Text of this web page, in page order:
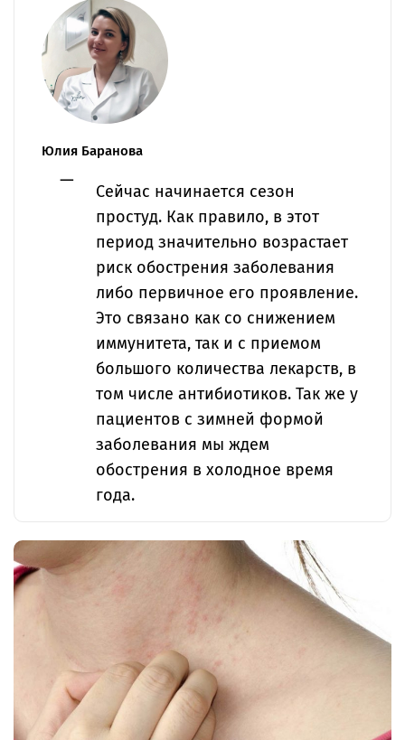
Юлия Баранова
Сейчас начинается сезон
простуд. Как правило, в этот
период значительно возрастает
риск обострения заболевания
либо первичное его проявление.
Это связано как со снижением
иммунитета, так и с приемом
большого количества лекарств, в
том числе антибиотиков. Так же у
пациентов с зимней формой
заболевания мы ждем
обострения в холодное время
года.